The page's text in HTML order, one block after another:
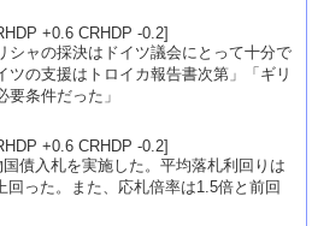
+0.6 CRHDP -0.2]
シャの採決はドイツ議会にとって十分で
ツの支援はトロイカ報告書次第」「ギリ
条件だった」
+0.6 CRHDP -0.2]
債入札を実施した。平均落札利回りは
回った。また、応札倍率は1.5倍と前回